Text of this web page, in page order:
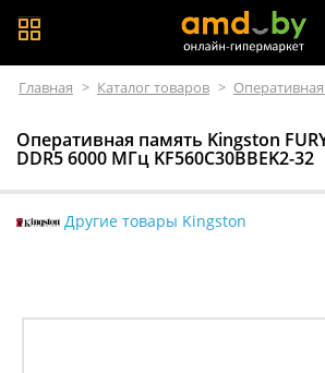
Главная > Каталог товаров >
Оперативная память Kingston
DDR5 6000 МГц KF560C30BBEK2-32
Другие товары Kingston